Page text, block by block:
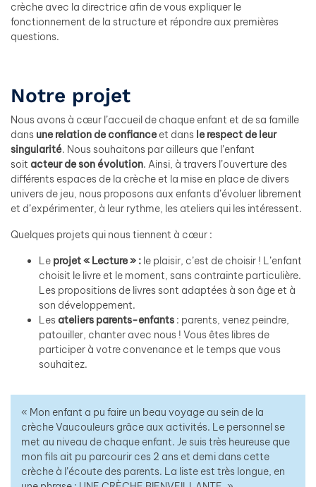
crèche avec la directrice afin de vous expliquer le
fonctionnement de la structure et répondre aux premières
questions.
Notre projet
Nous avons à cœur l’accueil de chaque enfant et de sa famille
dans une relation de confianceet dans le respect de leur
singularité. Nous souhaitons par ailleurs que l’enfant
soit acteur de son évolution. Ainsi, à travers l’ouverture des
différents espaces de la crèche et la mise en place de divers
univers de jeu, nous proposons aux enfants d’évoluer librement
et d’expérimenter, à leur rythme, les ateliers qui les intéressent.
Quelques projets qui nous tiennent à cœur :
Le projet « Lecture » : le plaisir, c’est de choisir ! L’enfant
choisit le livre et le moment, sans contrainte particulière.
Les propositions de livres sont adaptées à son âge et à
son développement.
Les ateliers parents-enfants : parents, venez peindre,
patouiller, chanter avec nous ! Vous êtes libres de
participer à votre convenance et le temps que vous
souhaitez.
« Mon enfant a pu faire un beau voyage au sein de la
crèche Vaucouleurs grâce aux activités. Le personnel se
met au niveau de chaque enfant. Je suis très heureuse que
mon fils ait pu parcourir ces 2 ans et demi dans cette
crèche à l’écoute des parents. La liste est très longue, en